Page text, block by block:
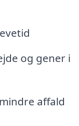
og gener i
affald